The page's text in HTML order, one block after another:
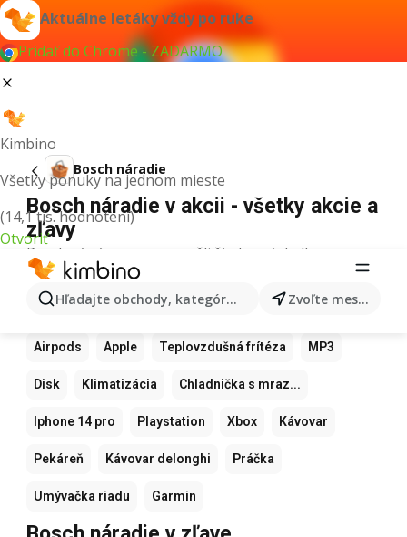
Aktuálne letáky vždy po ruke
Pridať do Chrome - ZADARMO
Kimbino
Všetky ponuky na jednom mieste
(14,1 tis. hodnotení)
Otvoriť
Hľadajte obchody, kategórie, produkty... Zvoľte mesto
Bosch náradie
Bosch náradie v akcii - všetky akcie a
zľavy
Pre daný výraz sme nenašli žiadne výsledky.
Ďalšie obľúbené produkty
Samsung Xiaomi Apple Watch
Airpods Apple Teplovzdušná frítéza MP3
Disk Klimatizácia Chladnička s mraz...
Iphone 14 pro Playstation Xbox Kávovar
Pekáreň Kávovar delonghi Práčka
Umývačka riadu Garmin